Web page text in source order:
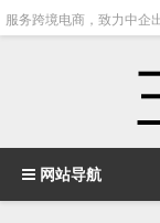
服务跨境电商，致力中企
网站导航